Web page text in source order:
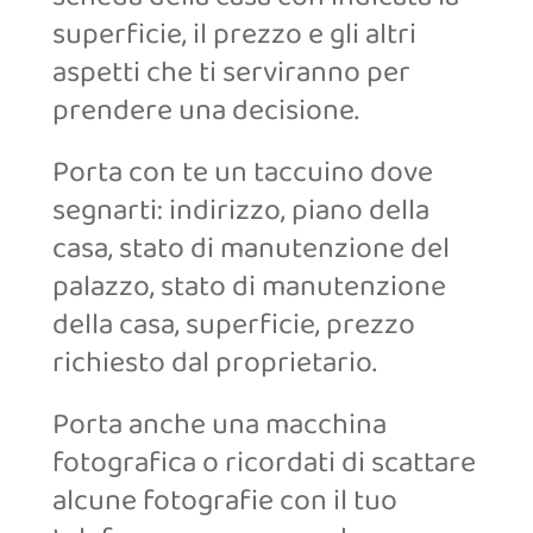
superficie, il prezzo e gli altri
aspetti che ti serviranno per
prendere una decisione.
Porta con te un taccuino dove
segnarti: indirizzo, piano della
casa, stato di manutenzione del
palazzo, stato di manutenzione
della casa, superficie, prezzo
richiesto dal proprietario.
Porta anche una macchina
fotografica o ricordati di scattare
alcune fotografie con il tuo